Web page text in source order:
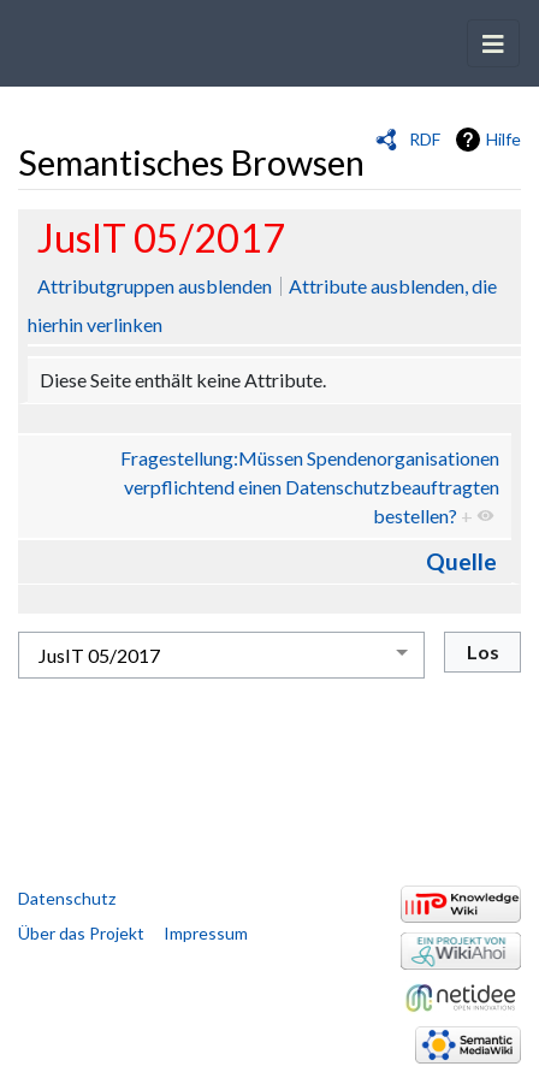
RDF Hilfe
Semantisches Browsen
Wechseln zu: Navigation ,Suche
JusIT 05/2017
Attributgruppen ausblenden
Attribute ausblenden, die
hierhin verlinken
Diese Seite enthält keine Attribute.
Fragestellung:Müssen Spendenorganisationen
verpflichtend einen Datenschutzbeauftragten
bestellen? +
Quelle
Datenschutz
Über das Projekt
Impressum